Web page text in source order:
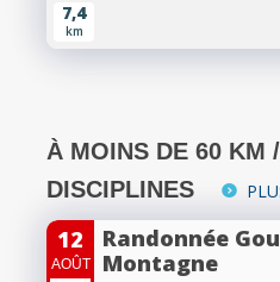
7,4
km
À MOINS DE 60 KM
DISCIPLINES
12
AOÛT
Randonnée
Montagne